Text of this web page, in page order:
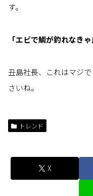
す。
「エビで鯛が釣れなき
丑島社長、これはマジ
さいね。
トレンド
X